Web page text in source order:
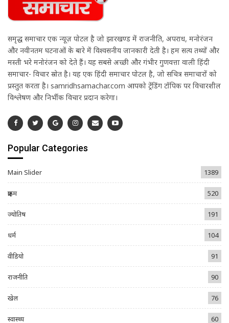
समृद्ध समाचार एक न्यूज़ पोर्टल है जो झारखण्ड में राजनीति, अपराध, मनोरंजन
और नवीनतम घटनाओं के बारे में विश्वसनीय जानकारी देती है। हम सत्य तथ्यों और
मस्ती भरे मनोरंजन को देते हैं। यह सबसे अच्छी और गंभीर गुणवत्ता वाली हिंदी
समाचार- विचार स्रोत है। यह एक हिंदी समाचार पोर्टल है, जो सचित्र समाचारों को
प्रस्तुत करता है। samridhsamachar.com आपको ट्रेंडिंग टॉपिक पर विचारशील
विश्लेषण और निर्भीक विचार प्रदान करेगा।
Popular Categories
Main Slider 1389
क्राइम 520
ज्योतिष 191
धर्म 104
वीडियो 91
राजनीति 90
खेल 76
स्वास्थ्य 60